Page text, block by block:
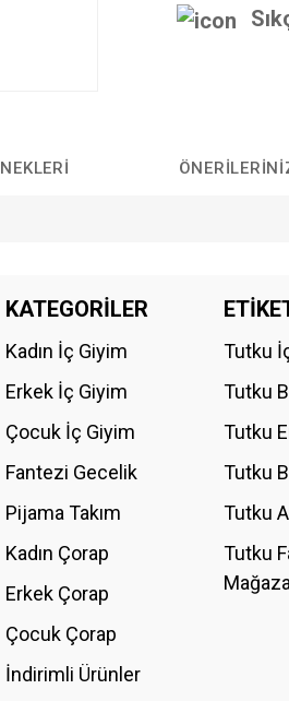
Bu ürüne ilk yorumu siz yapın!
KATEGORİLER
Kadın İç Giyim
Erkek İç Giyim
Çocuk İç Giyim
Fantezi Gecelik
Pijama Takım
Kadın Çorap
Erkek Çorap
Çocuk Çorap
İndirimli Ürünler
Tutku
Tutku
Tutku
Tutku
Tutku
Tutku